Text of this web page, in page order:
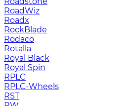
RoadWiz
Roadx
RockBlade
Rodaco
Rotalla
Royal Black
Royal Spin
RPLC
RPLC-Wheels
RST